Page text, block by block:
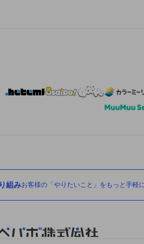
組みお客様の「やりたいこと」をもっと手軽